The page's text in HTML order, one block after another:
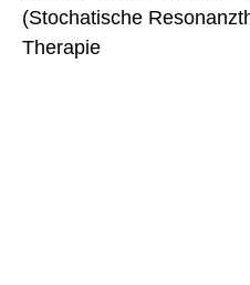
(Stochatische
Therapie